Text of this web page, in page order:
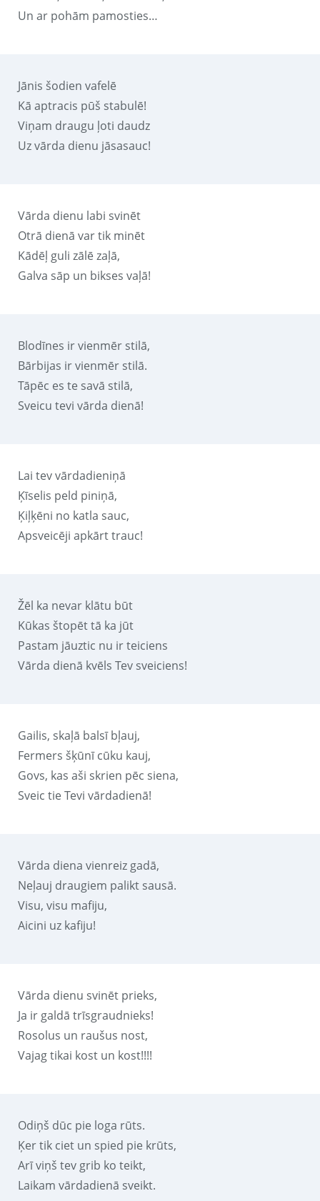
Un ar pohām pamosties…
Jānis šodien vafelē
Kā aptracis pūš stabulē!
Viņam draugu ļoti daudz
Uz vārda dienu jāsasauc!
Vārda dienu labi svinēt
Otrā dienā var tik minēt
Kādēļ guli zālē zaļā,
Galva sāp un bikses vaļā!
Blodīnes ir vienmēr stilā,
Bārbijas ir vienmēr stilā.
Tāpēc es te savā stilā,
Sveicu tevi vārda dienā!
Lai tev vārdadieniņā
Ķīselis peld piniņā,
Ķiļķēni no katla sauc,
Apsveicēji apkārt trauc!
Žēl ka nevar klātu būt
Kūkas štopēt tā ka jūt
Pastam jāuztic nu ir teiciens
Vārda dienā kvēls Tev sveiciens!
Gailis, skaļā balsī bļauj,
Fermers šķūnī cūku kauj,
Govs, kas aši skrien pēc siena,
Sveic tie Tevi vārdadienā!
Vārda diena vienreiz gadā,
Neļauj draugiem palikt sausā.
Visu, visu mafiju,
Aicini uz kafiju!
Vārda dienu svinēt prieks,
Ja ir galdā trīsgraudnieks!
Rosolus un raušus nost,
Vajag tikai kost un kost!!!!
Odiņš dūc pie loga rūts.
Ķer tik ciet un spied pie krūts,
Arī viņš tev grib ko teikt,
Laikam vārdadienā sveikt.